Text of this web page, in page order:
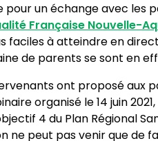
un échange avec les
Française Nouvelle-
faciles à atteindre en
de parents se sont en
ont proposé aux
organisé le 14 juin
4 du Plan Régional
ne peut pas venir que de